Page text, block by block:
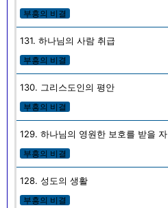
부흥의 비결
131. 하나님의 사람 취급
부흥의 비결
130. 그리스도인의 평안
부흥의 비결
129. 하나님의 영원한 보호를 받을 자
부흥의 비결
128. 성도의 생활
부흥의 비결